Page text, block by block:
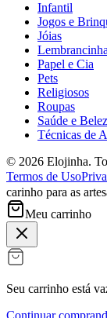
Infantil
Jogos e
Jóias
Papel e Cia
Pets
Religiosos
Roupas
Saúde e
Técnicas de
© 2026 Elojinha.
Termos de Uso
carinho para as
Meu carrinho
Seu carrinho está
Continuar